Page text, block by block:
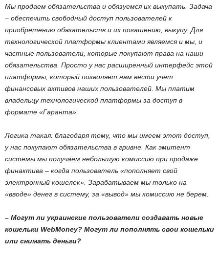
Мы продаем обязательства и обязуемся их выкупать. Задача
– обеспечить свободный доступ пользователей к
приобретению обязательств и их погашению, выкупу. Для
технологической платформы клиентами являемся и мы, и
частные пользователи, которые покупают права на наши
обязательства. Просто у нас расширенный интерфейс этой
платформы, который позволяет нам вести учет
финансовых активов наших пользователей. Мы платим
владельцу технологической платформы за доступ в
формате «Гаранта».
Логика такая: благодаря тому, что мы имеем этот доступ,
у нас покупают обязательства в гривне. Как эмитент
системы мы получаем небольшую комиссию при продаже
финактива – когда пользователь «пополняет свой
электронный кошелек». Зарабатываем мы только на
«вводе» денег в систему, за «вывод» мы комиссию не берем.
– Могут ли украинские пользователи создавать новые
кошельки WebMoney? Могут ли пополнять свои кошельки
или снимать деньги?